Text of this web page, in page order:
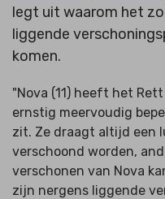
legt uit waarom het
liggende
komen.
"Nova (11) heeft het
ernstig meervoudig
zit. Ze draagt altijd een
verschoond worden,
verschonen van Nova
zijn nergens liggende